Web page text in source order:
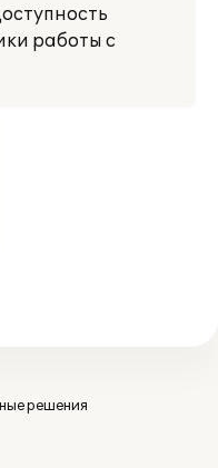
работы с
решения